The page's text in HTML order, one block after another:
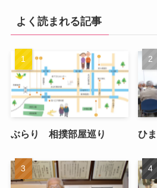
よく読まれる記事
ぶらり 相撲部屋巡り ひ